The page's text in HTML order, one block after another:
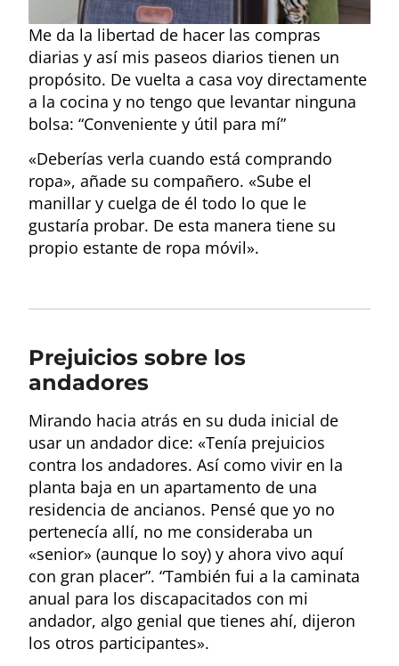
Me da la libertad de hacer las compras
diarias y así mis paseos diarios tienen un
propósito. De vuelta a casa voy directamente
a la cocina y no tengo que levantar ninguna
bolsa: “Conveniente y útil para mí”
«Deberías verla cuando está comprando
ropa», añade su compañero. «Sube el
manillar y cuelga de él todo lo que le
gustaría probar. De esta manera tiene su
propio estante de ropa móvil».
Prejuicios sobre los
andadores
Mirando hacia atrás en su duda inicial de
usar un andador dice: «Tenía prejuicios
contra los andadores. Así como vivir en la
planta baja en un apartamento de una
residencia de ancianos. Pensé que yo no
pertenecía allí, no me consideraba un
«senior» (aunque lo soy) y ahora vivo aquí
con gran placer”. “También fui a la caminata
anual para los discapacitados con mi
andador, algo genial que tienes ahí, dijeron
los otros participantes».